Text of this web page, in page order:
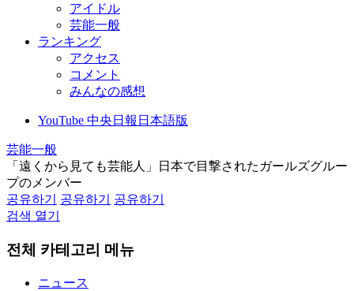
アイドル
芸能一般
ランキング
アクセス
コメント
みんなの感想
YouTube 中央日報日本語版
芸能一般
「遠くから見ても芸能人」日本で目撃されたガールズグルー
プのメンバー
공유하기
공유하기
공유하기
검색 열기
전체 카테고리 메뉴
ニュース